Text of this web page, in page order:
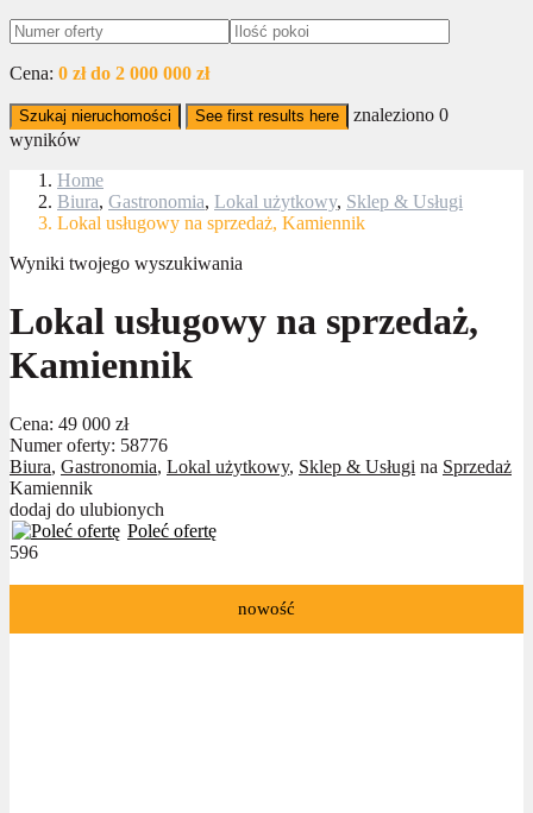
Cena: 0 zł do 2 000 000 zł
Szukaj nieruchomości See first results here znaleziono 0
wyników
Home
Biura, Gastronomia, Lokal użytkowy, Sklep & Usługi
Lokal usługowy na sprzedaż, Kamiennik
Wyniki twojego wyszukiwania
Lokal usługowy na sprzedaż,
Kamiennik
Cena: 49 000 zł
Numer oferty: 58776
Biura, Gastronomia, Lokal użytkowy, Sklep & Usługi na Sprzedaż
Kamiennik
dodaj do ulubionych
Poleć ofertę
596
nowość